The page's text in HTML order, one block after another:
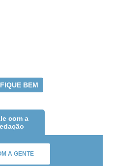
FIQUE BEM
com a
A GENTE